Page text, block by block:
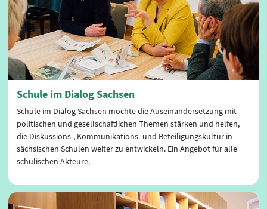
Schule im Dialog Sachsen
Schule im Dialog Sachsen möchte die Auseinandersetzung mit
politischen und gesellschaftlichen Themen stärken und helfen,
die Diskussions-, Kommunikations- und Beteiligungskultur in
sächsischen Schulen weiter zu entwickeln. Ein Angebot für alle
schulischen Akteure.